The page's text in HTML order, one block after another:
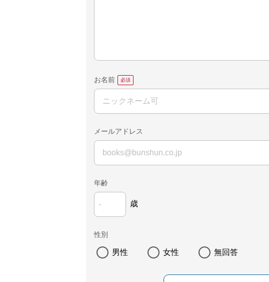
お名前
メールアドレス
年齢
歳
性別
男性 女性 無回答